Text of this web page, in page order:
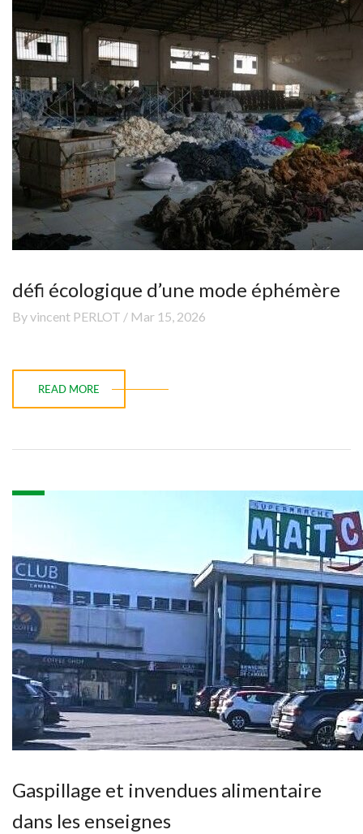
défi écologique d’une mode éphémère
By vincent PERLOT / Mar 15, 2026
READ MORE
Gaspillage et invendues alimentaire
dans les enseignes